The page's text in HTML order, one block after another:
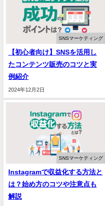
SNSマーケティング
【初心者向け】SNSを活用し
たコンテンツ販売のコツと実
例紹介
2024年12月2日
SNSマーケティング
Instagramで収益化する方法と
は？始め方のコツや注意点も
解説